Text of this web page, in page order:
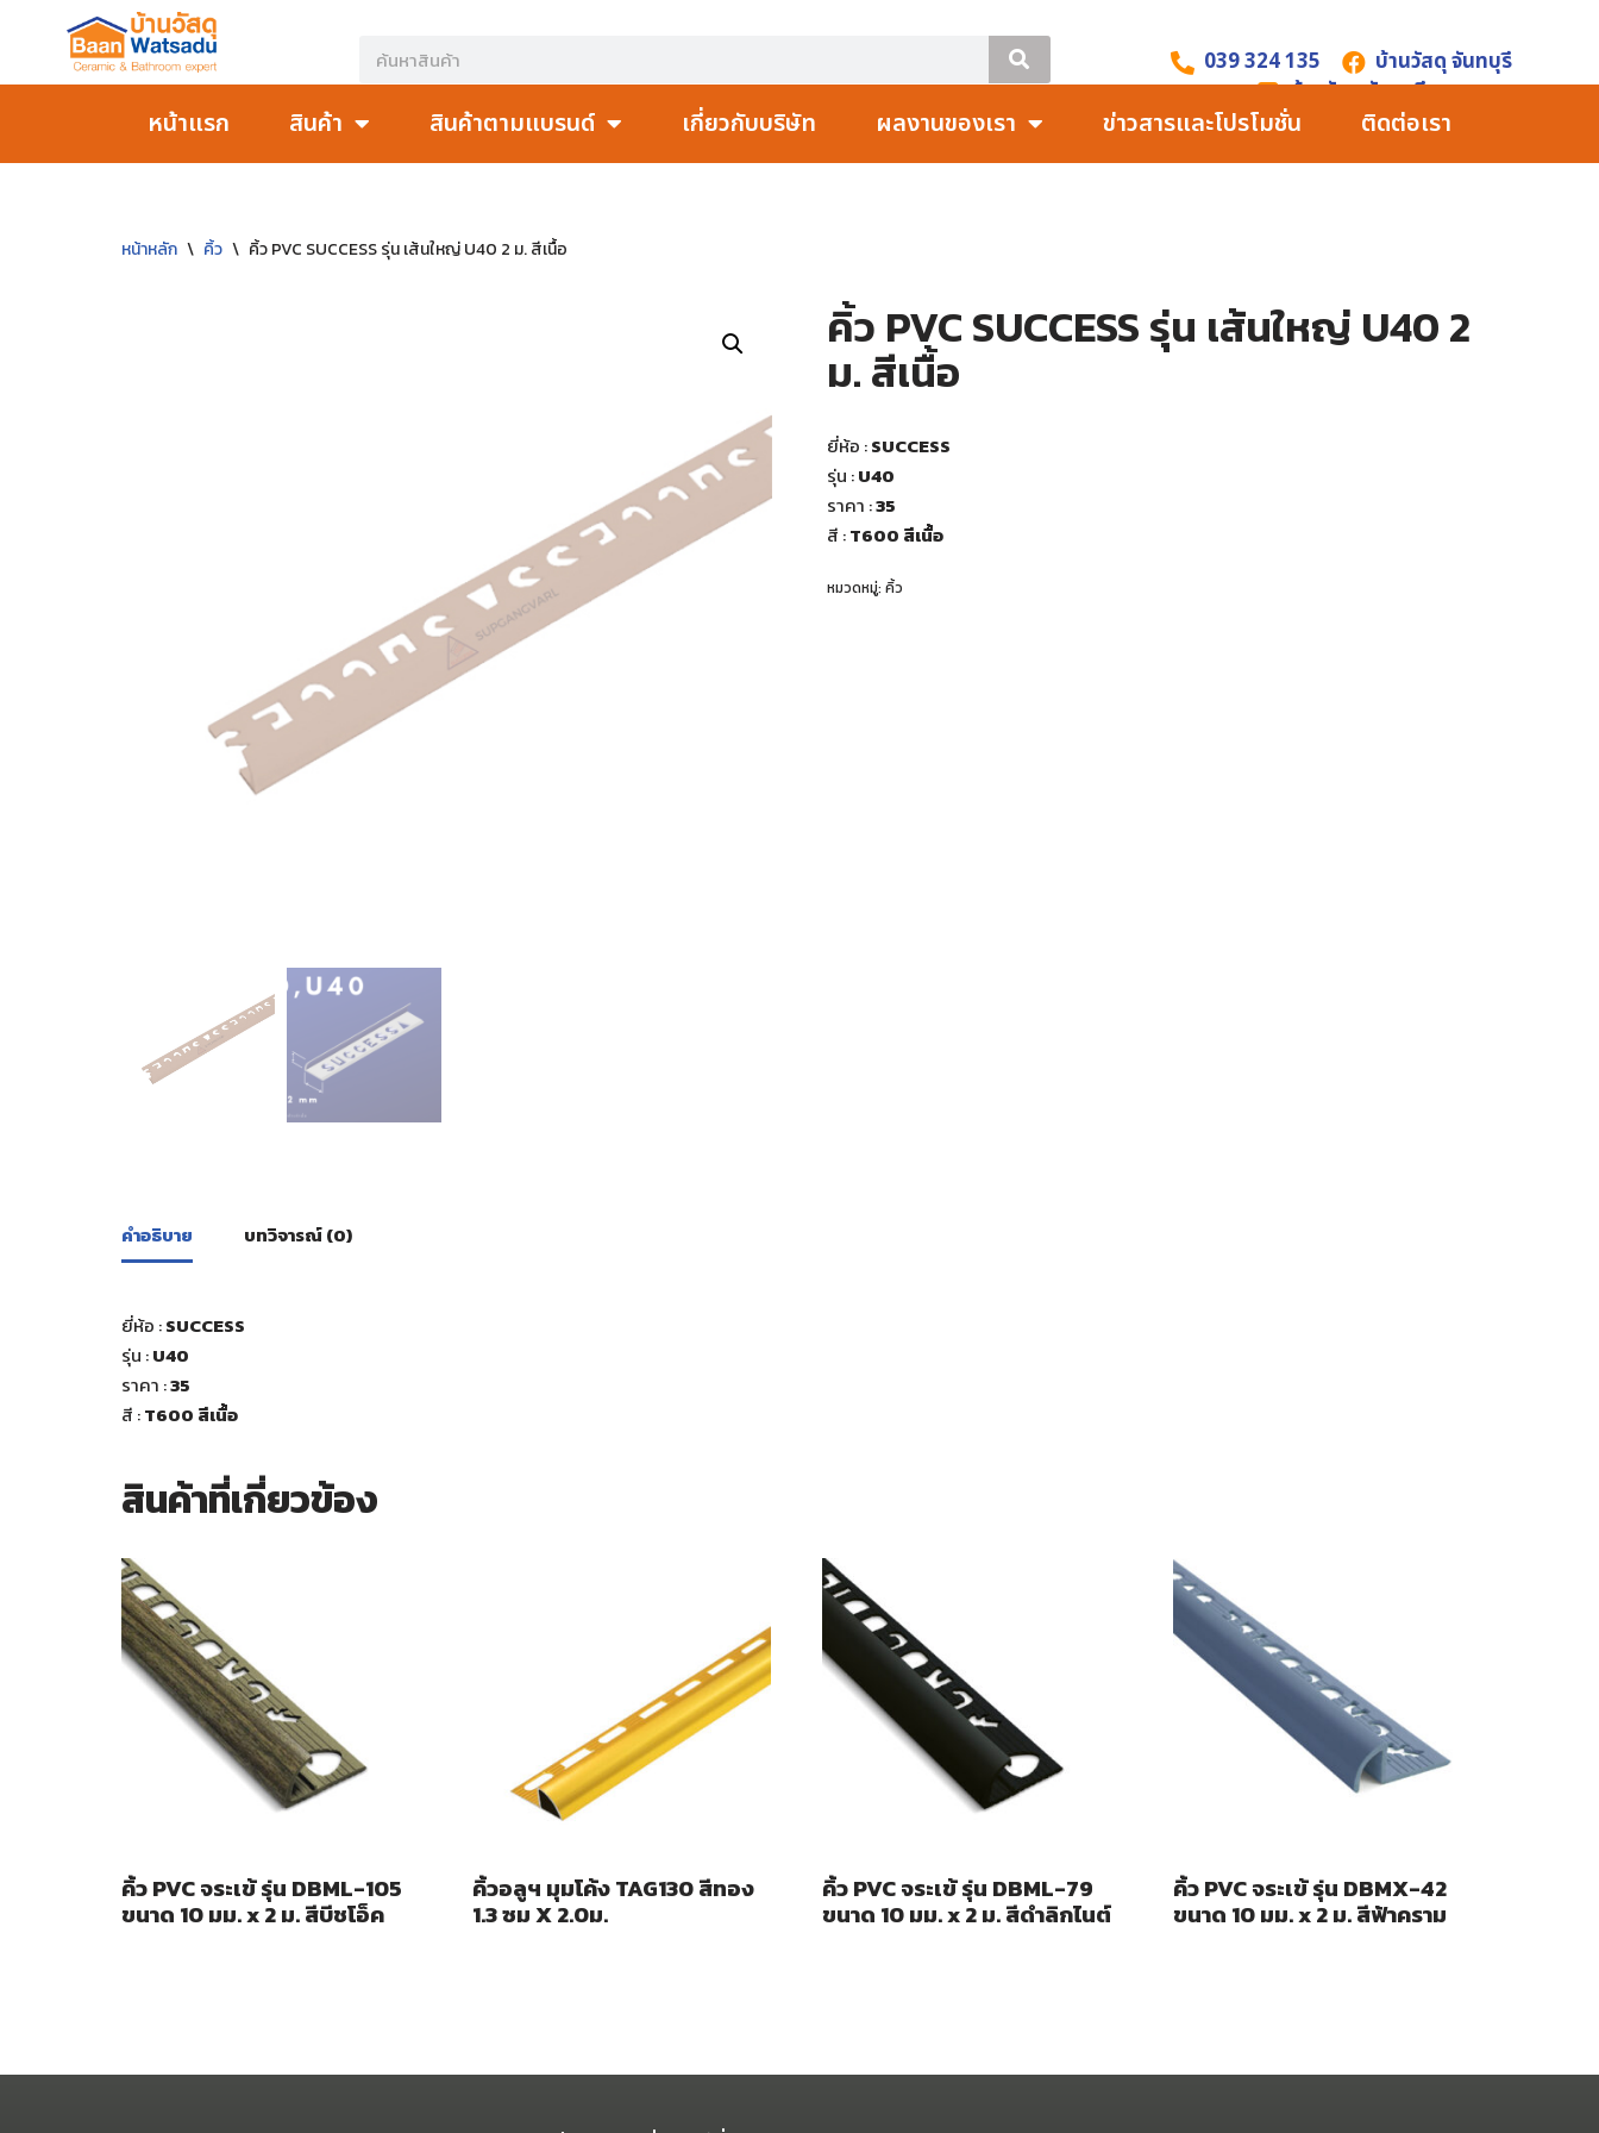
039 324 135
บ้านวัสดุ จันทบุรี
บ้านวัสดุ จันทบุรี
หน้าแรก สินค้า สินค้าตามแบรนด์ เกี่ยวกับบริษัท ผลงานของเรา ข่าวสารและโปรโมชั่น ติดต่อเรา
หน้าหลัก \ คิ้ว \ คิ้ว PVC SUCCESS รุ่น เส้นใหญ่ U40 2 ม. สีเนื้อ
คิ้ว PVC SUCCESS รุ่น เส้นใหญ่ U40 2
ม. สีเนื้อ
ยี่ห้อ :SUCCESS
รุ่น :U40
ราคา :35
สี :T600 สีเนื้อ
หมวดหมู่: คิ้ว
คำอธิบาย บทวิจารณ์ (0)
ยี่ห้อ :SUCCESS
รุ่น :U40
ราคา :35
สี :T600 สีเนื้อ
สินค้าที่เกี่ยวข้อง
คิ้ว PVC จระเข้ รุ่น DBML-105
ขนาด 10 มม. x 2 ม. สีบีชโอ็ค
คิ้วอลูฯ มุมโค้ง TAG130 สีทอง
1.3 ซม X 2.0ม.
คิ้ว PVC จระเข้ รุ่น DBML-79
ขนาด 10 มม. x 2 ม. สีดำลิกไนต์
คิ้ว PVC จระเข้ รุ่น DBMX-42
ขนาด 10 มม. x 2 ม. สีฟ้าคราม